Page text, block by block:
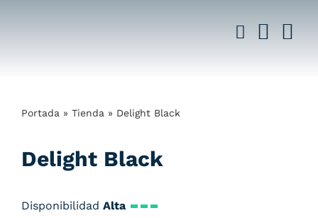
Portada » Tienda » Delight Black
Delight Black
Disponibilidad Alta